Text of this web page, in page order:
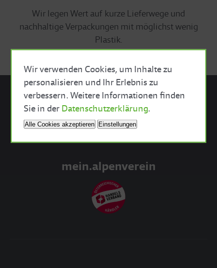
Wir legen Wert auf kurze Lieferwege und
nachhaltige Verpackungen mit möglichst wenig
Plastik.
Sektionsshop
Akademie
mein.alpenverein
Close Cookie Bar
Wir verwenden Cookies, um Inhalte zu
personalisieren und Ihr Erlebnis zu
verbessern. Weitere Informationen finden
Sie in der Datenschutzerklärung.
Alle Cookies akzeptieren Einstellungen